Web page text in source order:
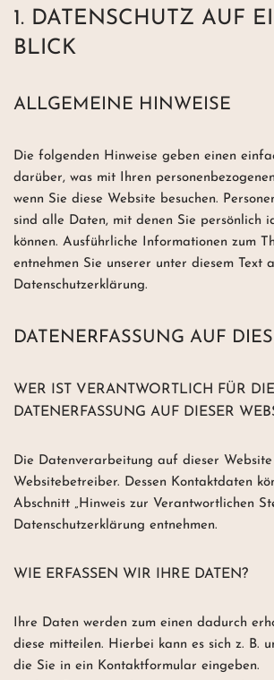
1. DATENSCHUTZ AUF
BLICK
ALLGEMEINE HINWEISE
Die folgenden Hinweise geben einen
darüber, was mit Ihren
wenn Sie diese Website besuchen.
sind alle Daten, mit denen Sie persönlich
können. Ausführliche Informationen zum
entnehmen Sie unserer unter diesem Text
Datenschutzerklärung.
DATENERFASSUNG AUF
WER IST VERANTWORTLICH FÜR DIE
DATENERFASSUNG AUF DIESER
Die Datenverarbeitung auf dieser
Websitebetreiber. Dessen Kontaktdaten
Abschnitt „Hinweis zur Verantwortlichen
Datenschutzerklärung entnehmen.
WIE ERFASSEN WIR IHRE DATEN?
Ihre Daten werden zum einen dadurch
diese mitteilen. Hierbei kann es sich z. B.
die Sie in ein Kontaktformular eingeben.